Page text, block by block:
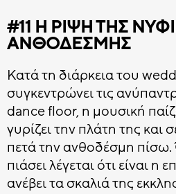
#11 Η ΡΊΨΗ ΤΗΣ
ΑΝΘΟΔΈΣΜΗΣ
Κατά τη διάρκεια του
συγκεντρώνει τις
dance floor, η μουσική
γυρίζει την πλάτη της και
πετά την ανθοδέσμη
πιάσει λέγεται ότι είναι η
ανέβει τα σκαλιά της